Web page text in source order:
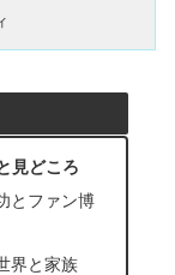
見どころ
とファン博
界と家族